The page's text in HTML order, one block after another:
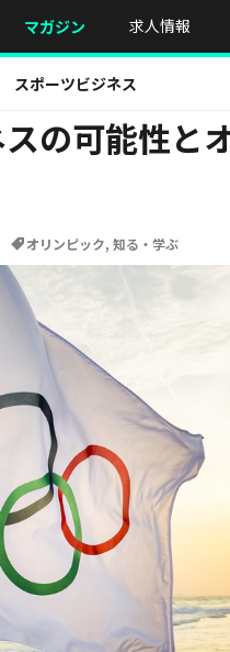
マガジン 求人情報
スポーツビジネス
ツビジネスの可能性とオリンピック
の可能性と
オリンピック, 知る・学ぶ